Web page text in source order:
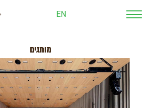
EN
מותגים